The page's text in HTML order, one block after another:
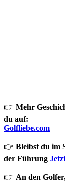
👉 Mehr
du auf:
Golfliebe.com
👉 Bleibst du im
der Führung
👉 An den